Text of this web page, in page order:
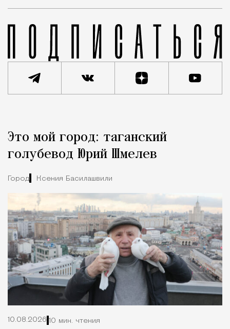
Город
Это мой город: таганский
голубевод Юрий Шмелев
Город Ксения Басилашвили
10.08.2026 10 мин. чтения